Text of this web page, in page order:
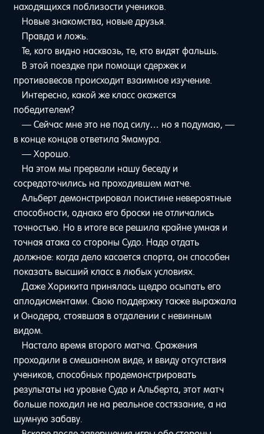
находящихся поблизости учеников.
Новые знакомства, новые друзья.
Правда и ложь.
Те, кого видно насквозь, те, кто видят фальшь.
В этой поездке при помощи сдержек и
противовесов происходит взаимное изучение.
Интересно, какой же класс окажется
победителем?
— Сейчас мне это не под силу… но я подумаю, —
в конце концов ответила Ямамура.
— Хорошо.
На этом мы прервали нашу беседу и
сосредоточились на проходившем матче.
Альберт демонстрировал поистине невероятные
способности, однако его броски не отличались
точностью. Но в итоге все решила крайне умная и
точная атака со стороны Судо. Надо отдать
должное: когда дело касается спорта, он способен
показать высший класс в любых условиях.
Даже Хорикита принялась щедро осыпать его
аплодисментами. Свою поддержку также выражала
и Онодера, стоявшая в отдалении с невинным
видом.
Настало время второго матча. Сражения
проходили в смешанном виде, и ввиду отсутствия
учеников, способных продемонстрировать
результаты на уровне Судо и Альберта, этот матч
больше походил не на реальное состязание, а на
шумную забаву.